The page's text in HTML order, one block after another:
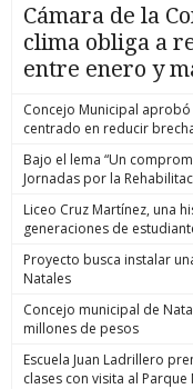
Cámara de la
clima obliga a
entre enero y
Concejo Municipal
centrado en reducir
Bajo el lema “Un
Jornadas por la
Liceo Cruz Martínez, una
generaciones de
Proyecto busca instalar
Natales
Concejo municipal de
millones de pesos
Escuela Juan Ladrillero
clases con visita al